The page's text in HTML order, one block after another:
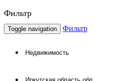
Фильтр
Toggle navigation Фильтр